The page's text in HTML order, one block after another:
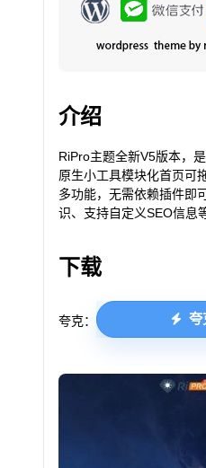
介绍
RiPro主题全新V5版本，
原生小工具模块化首页可
多功能，无需依赖插件即
识、支持自定义SEO信息
下载
夸克： 夸